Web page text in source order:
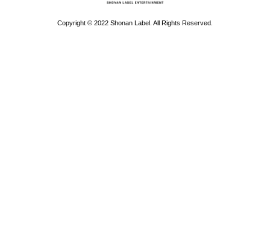
Copyright © 2022 Shonan Label. All Rights Reserved.